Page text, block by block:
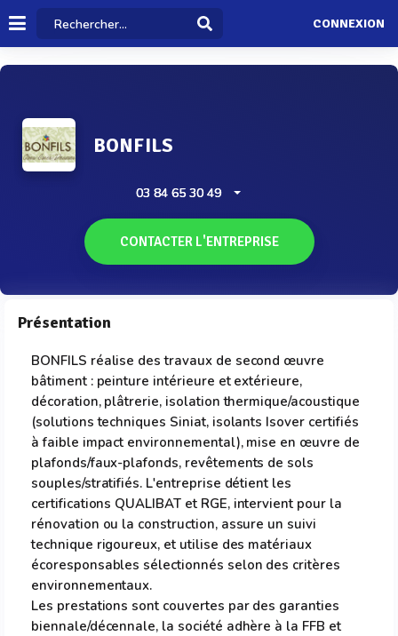
CONNEXION
BONFILS
03 84 65 30 49
CONTACTER L'ENTREPRISE
Présentation
BONFILS réalise des travaux de second œuvre
bâtiment : peinture intérieure et extérieure,
décoration, plâtrerie, isolation thermique/acoustique
(solutions techniques Siniat, isolants Isover certifiés
à faible impact environnemental), mise en œuvre de
plafonds/faux-plafonds, revêtements de sols
souples/stratifiés. L'entreprise détient les
certifications QUALIBAT et RGE, intervient pour la
rénovation ou la construction, assure un suivi
technique rigoureux, et utilise des matériaux
écoresponsables sélectionnés selon des critères
environnementaux.
Les prestations sont couvertes par des garanties
biennale/décennale, la société adhère à la FFB et